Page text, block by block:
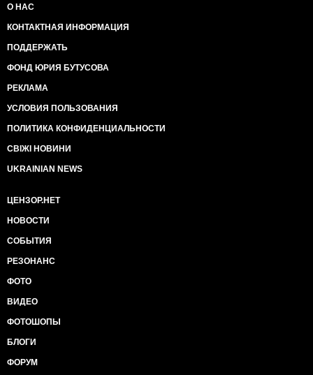
О НАС
КОНТАКТНАЯ ИНФОРМАЦИЯ
ПОДДЕРЖАТЬ
ФОНД ЮРИЯ БУТУСОВА
РЕКЛАМА
УСЛОВИЯ ПОЛЬЗОВАНИЯ
ПОЛИТИКА КОНФИДЕНЦИАЛЬНОСТИ
СВІЖІ НОВИНИ
UKRAINIAN NEWS
ЦЕНЗОР.НЕТ
НОВОСТИ
СОБЫТИЯ
РЕЗОНАНС
ФОТО
ВИДЕО
ФОТОШОПЫ
БЛОГИ
ФОРУМ